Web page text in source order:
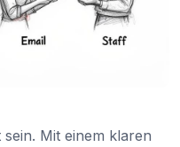
Mit einem klaren